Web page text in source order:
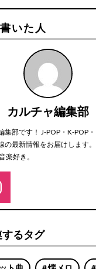
いた人
カルチャ編集部
集部です！ J-POP・K-POP
の最新情報をお届けします
楽好き。
るタグ